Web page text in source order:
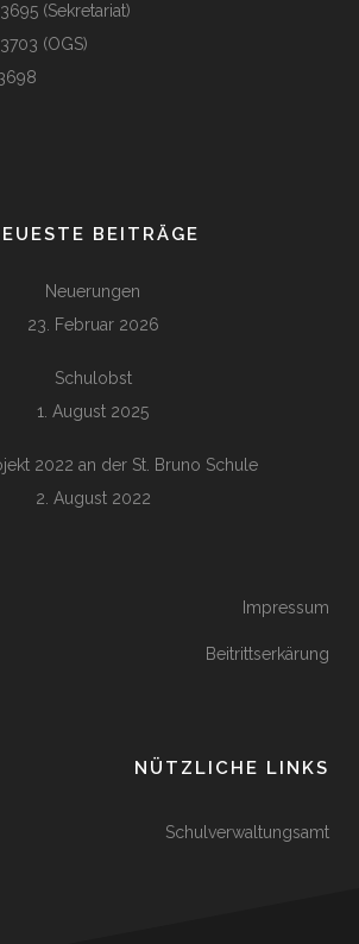
(Sekretariat)
(OGS)
BEITRÄGE
Neuerungen
23. Februar 2026
Schulobst
1. August 2025
2022 an der St. Bruno Schule
2. August 2022
Impressum
Beitrittserkärung
NÜTZLICHE LINKS
Schulverwaltungsamt